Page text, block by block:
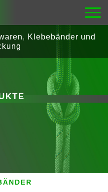
Klebebänder und